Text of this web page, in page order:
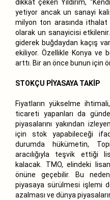
dikkat çeken Yıldırım,
yetiyor ancak un sanayi
milyon ton arasında
olarak un sanayicisi
giderek buğdaydan kaçış
ekiliyor. Özellikle Konya ve
arttı. Bir an önce bunun için
STOKÇU PİYASAYA TAKİP
Fiyatların yükselme
ticareti yapanları da
piyasalarını yakından
için stok yapabileceği
durumda hükümetin,
aracılığıyla teşvik ettiği
kalacak. TMO, elindeki
önüne geçebilir. Bu
piyasaya sürülmesi işlemi
azalması ve dünya